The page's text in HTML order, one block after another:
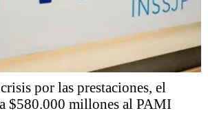
por las prestaciones, el
$580.000 millones al PAMI